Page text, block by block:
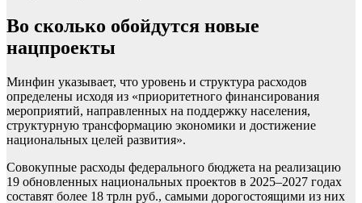
Во сколько обойдутся новые
нацпроекты
Минфин указывает, что уровень и структура расходов
определены исходя из «приоритетного финансирования
мероприятий, направленных на поддержку населения,
структурную трансформацию экономики и достижение
национальных целей развития».
Совокупные расходы федерального бюджета на реализацию
19 обновленных национальных проектов в 2025–2027 годах
составят более 18 трлн руб., самыми дорогостоящими из них